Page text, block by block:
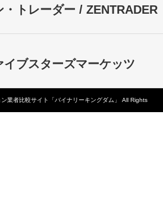
・トレーダー / ZENTRADER
イブスターズマーケッツ
業者比較サイト「バイナリーキングダム」 All Rights